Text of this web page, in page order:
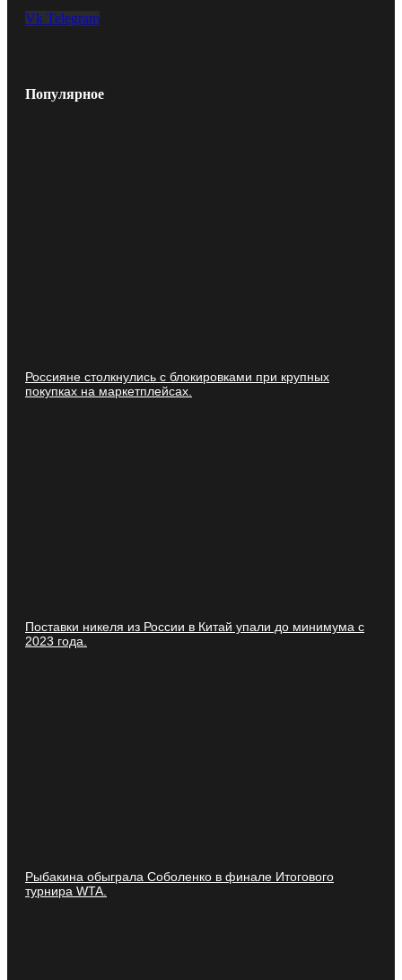
Vk Telegram
Популярное
Россияне столкнулись с блокировками при крупных
покупках на маркетплейсах.
Поставки никеля из России в Китай упали до минимума с
2023 года.
Рыбакина обыграла Соболенко в финале Итогового
турнира WTA.